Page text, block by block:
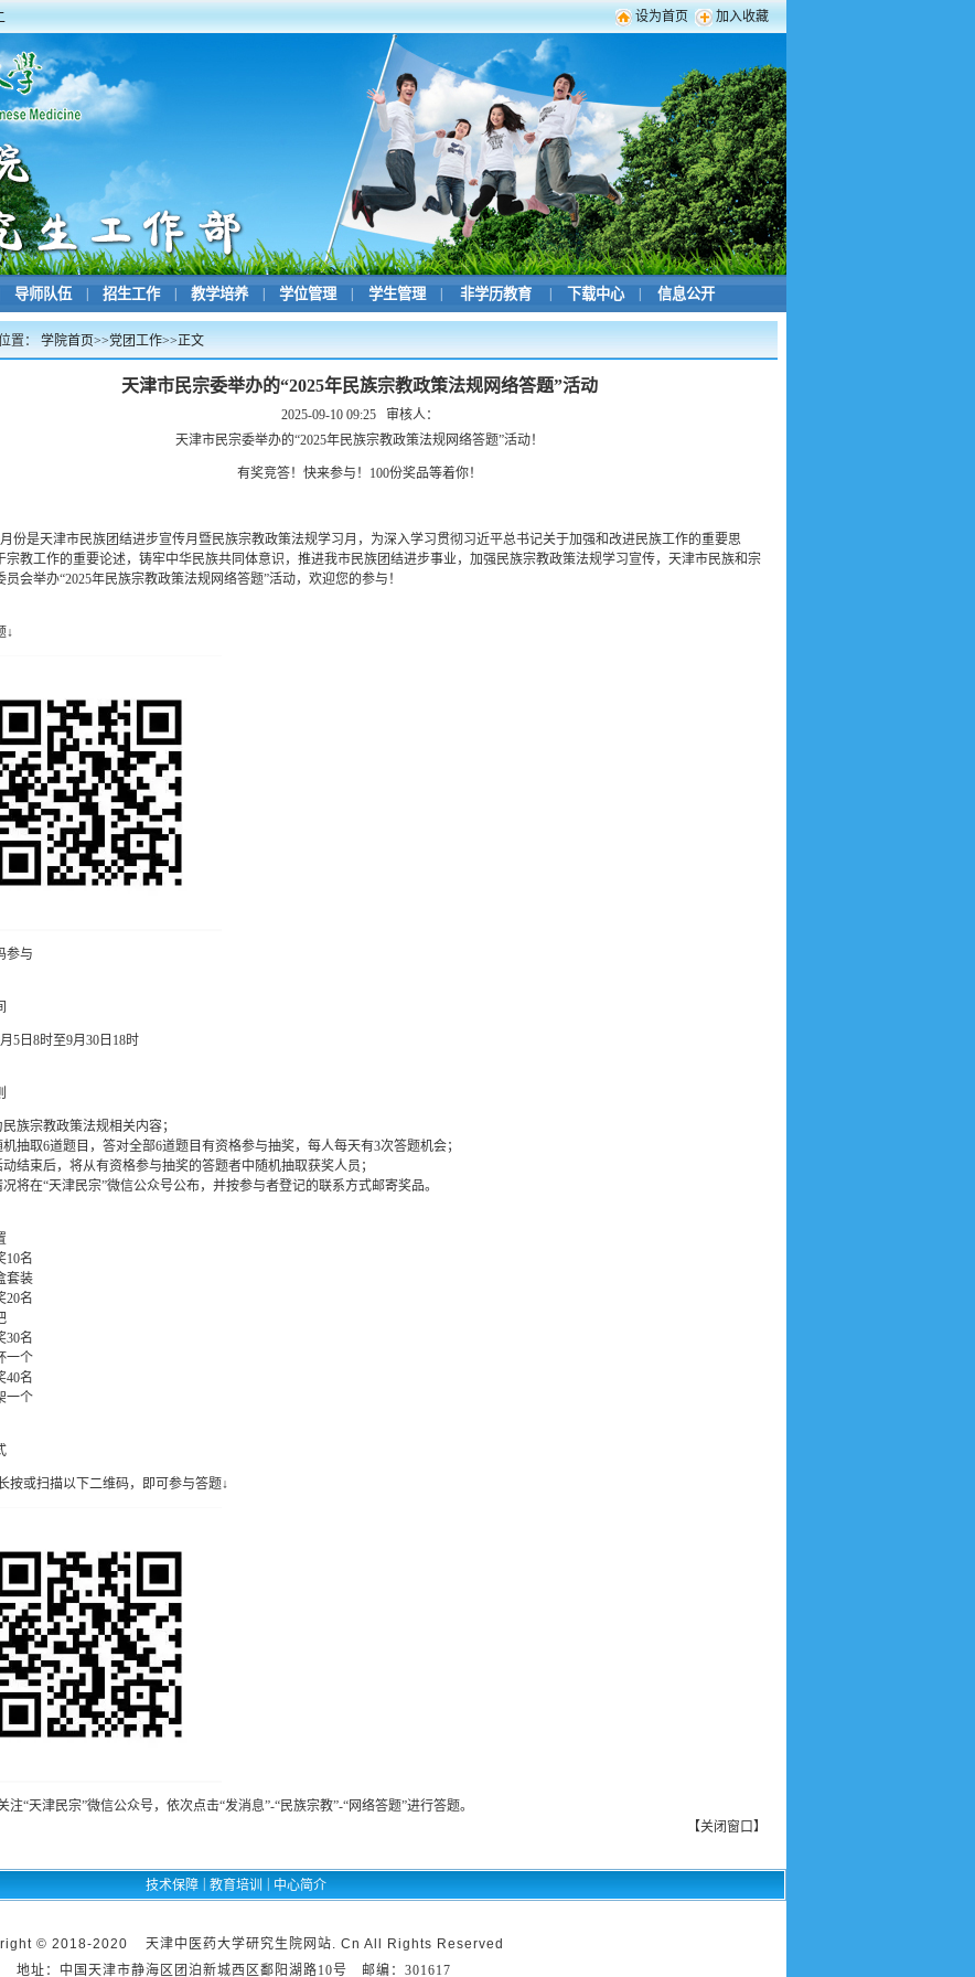
设为首页 加入收藏
导师队伍 招生工作 教学培养 学位管理 学生管理 非学历教育 下载中心 信息公开
置： 学院首页>>党团工作>>正文
天津市民宗委举办的“2025年民族宗教政策法规网络答题”活动
2025-09-10 09:25
审核人：
天津市民宗委举办的“2025年民族宗教政策法规网络答题”活动！
有奖竞答！快来参与！100份奖品等着你！
月份是天津市民族团结进步宣传月暨民族宗教政策法规学习月，为深入学习贯彻习近平总书记关于加强和改进民族工作的重要思
宗教工作的重要论述，铸牢中华民族共同体意识，推进我市民族团结进步事业，加强民族宗教政策法规学习宣传，天津市民族和宗
员会举办“2025年民族宗教政策法规网络答题”活动，欢迎您的参与！
↓
参与
5日8时至9月30日18时
族宗教政策法规相关内容；
机抽取6道题目，答对全部6道题目有资格参与抽奖，每人每天有3次答题机会；
动结束后，将从有资格参与抽奖的答题者中随机抽取获奖人员；
将在“天津民宗”微信公众号公布，并按参与者登记的联系方式邮寄奖品。
10名
套装
20名
30名
一个
40名
一个
按或扫描以下二维码，即可参与答题↓
注“天津民宗”微信公众号，依次点击“发消息”-“民族宗教”-“网络答题”进行答题。
【关闭窗口】
技术保障 教育培训 中心简介
© 2018-2020 天津中医药大学研究生院网站. Cn All Rights Reserved
地址：中国天津市静海区团泊新城西区鄱阳湖路10号 邮编：301617